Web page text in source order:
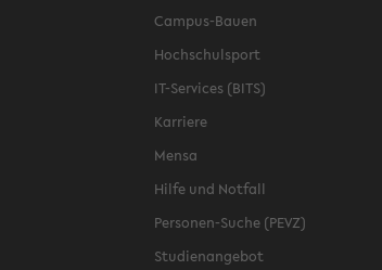
Campus-Bauen
Hochschulsport
IT-Services (BITS)
Karriere
Mensa
Hilfe und Notfall
Personen-Suche (PEVZ)
Studienangebot